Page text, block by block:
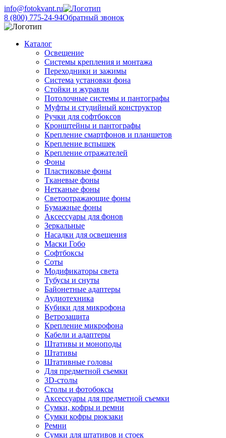
info@fotokvant.ru
8 (800) 775-24-94Обратный звонок
Каталог
Освещение
Системы крепления и монтажа
Переходники и зажимы
Система установки фона
Стойки и журавли
Потолочные системы и пантографы
Муфты и студийный конструктор
Ручки для софтбоксов
Кронштейны и пантографы
Крепление смартфонов и планшетов
Крепление вспышек
Крепление отражателей
Фоны
Пластиковые фоны
Тканевые фоны
Нетканые фоны
Светоотражающие фоны
Бумажные фоны
Аксессуары для фонов
Зеркальные
Насадки для освещения
Маски Гобо
Софтбоксы
Соты
Модификаторы света
Тубусы и снуты
Байонетные адаптеры
Аудиотехника
Кубики для микрофона
Ветрозащита
Крепление микрофона
Кабели и адаптеры
Штативы и моноподы
Штативы
Штативные головы
Для предметной съемки
3D-столы
Столы и фотобоксы
Аксессуары для предметной съемки
Сумки, кофры и ремни
Сумки кофры рюкзаки
Ремни
Сумки для штативов и стоек